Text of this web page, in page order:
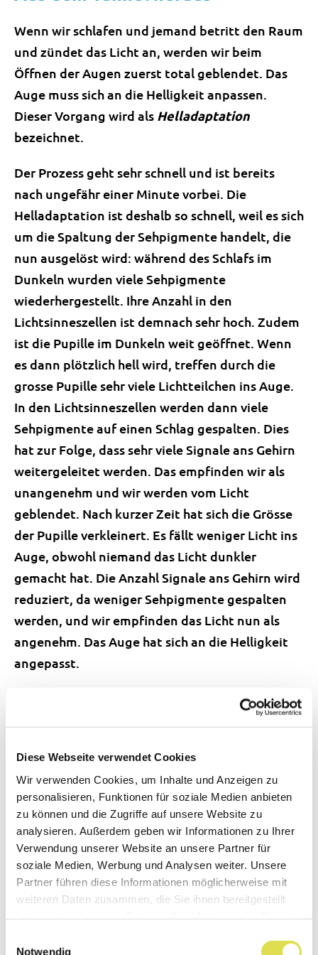
Diese Webseite verwendet Cookies
Wir verwenden Cookies, um Inhalte und Anzeigen zu
personalisieren, Funktionen für soziale Medien anbieten
zu können und die Zugriffe auf unsere Website zu
analysieren. Außerdem geben wir Informationen zu Ihrer
Verwendung unserer Website an unsere Partner für
soziale Medien, Werbung und Analysen weiter. Unsere
Partner führen diese Informationen möglicherweise mit
weiteren Daten zusammen, die Sie ihnen bereitgestellt
Notwendig
Wenn wir schlafen und jemand betritt den Raum
und zündet das Licht an, werden wir beim
Öffnen der Augen zuerst total geblendet. Das
Auge muss sich an die Helligkeit anpassen.
Dieser Vorgang wird als Helladaptation
bezeichnet.
Der Prozess geht sehr schnell und ist bereits
nach ungefähr einer Minute vorbei. Die
Helladaptation ist deshalb so schnell, weil es sich
um die Spaltung der Sehpigmente handelt, die
nun ausgelöst wird: während des Schlafs im
Dunkeln wurden viele Sehpigmente
wiederhergestellt. Ihre Anzahl in den
Lichtsinneszellen ist demnach sehr hoch. Zudem
ist die Pupille im Dunkeln weit geöffnet. Wenn
es dann plötzlich hell wird, treffen durch die
grosse Pupille sehr viele Lichtteilchen ins Auge.
In den Lichtsinneszellen werden dann viele
Sehpigmente auf einen Schlag gespalten. Dies
hat zur Folge, dass sehr viele Signale ans Gehirn
weitergeleitet werden. Das empfinden wir als
unangenehm und wir werden vom Licht
geblendet. Nach kurzer Zeit hat sich die Grösse
der Pupille verkleinert. Es fällt weniger Licht ins
Auge, obwohl niemand das Licht dunkler
gemacht hat. Die Anzahl Signale ans Gehirn wird
reduziert, da weniger Sehpigmente gespalten
werden, und wir empfinden das Licht nun als
angenehm. Das Auge hat sich an die Helligkeit
angepasst.
anpassen, sondern auch an die Dunkelheit. Das
erfahren wir, wenn wir vom Tageslicht in einen
dunklen Raum treten oder wenn wir beim
Zubettgehen die Nachttischlampe ausschalten.
Wir sehen zuerst nichts. Das Auge muss sich nun
an die Dunkelheit gewöhnen. Diesen Vorgang
nennen wirDunkeladaptation.
Der Prozess kann bis zu 30 Minuten dauern. Dass
es so lang dauert, liegt daran, dass im Licht sehr